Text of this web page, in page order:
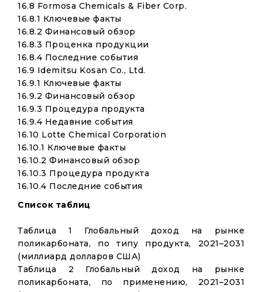
16.8 Formosa Chemicals & Fiber Corp.
16.8.1 Ключевые факты
16.8.2 Финансовый обзор
16.8.3 Проценка продукции
16.8.4 Последние события
16.9 Idemitsu Kosan Co., Ltd.
16.9.1 Ключевые факты
16.9.2 Финансовый обзор
16.9.3 Процедура продукта
16.9.4 Недавние события
16.10 Lotte Chemical Corporation
16.10.1 Ключевые факты
16.10.2 Финансовый обзор
16.10.3 Процедура продукта
16.10.4 Последние события
Список таблиц
Таблица 1 Глобальный доход на рынке
поликарбоната, по типу продукта, 2021–2031
(миллиард долларов США)
Таблица 2 Глобальный доход на рынке
поликарбоната, по применению, 2021–2031